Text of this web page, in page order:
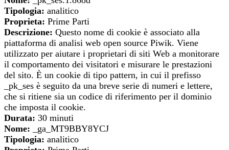
Tipologia: analitico
Proprieta: Prime Parti
Descrizione: Questo nome di cookie è associato alla
piattaforma di analisi web open source Piwik. Viene
utilizzato per aiutare i proprietari di siti Web a monitorare
il comportamento dei visitatori e misurare le prestazioni
del sito. È un cookie di tipo pattern, in cui il prefisso
_pk_ses è seguito da una breve serie di numeri e lettere,
che si ritiene sia un codice di riferimento per il dominio
che imposta il cookie.
Durata: 30 minuti
Nome: _ga_MT9BBY8YCJ
Tipologia: analitico